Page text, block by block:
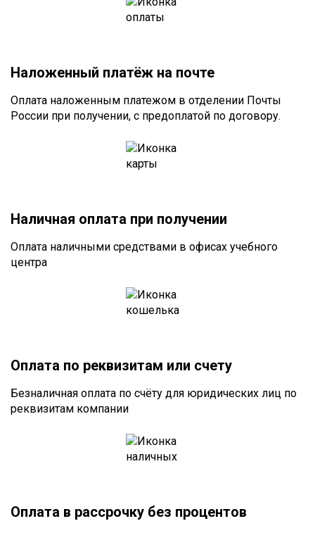
Наложенный платёж на почте
Оплата наложенным платежом в отделении Почты
России при получении, с предоплатой по договору.
Наличная оплата при получении
Оплата наличными средствами в офисах учебного
центра
Оплата по реквизитам или счету
Безналичная оплата по счёту для юридических лиц по
реквизитам компании
Оплата в рассрочку без процентов